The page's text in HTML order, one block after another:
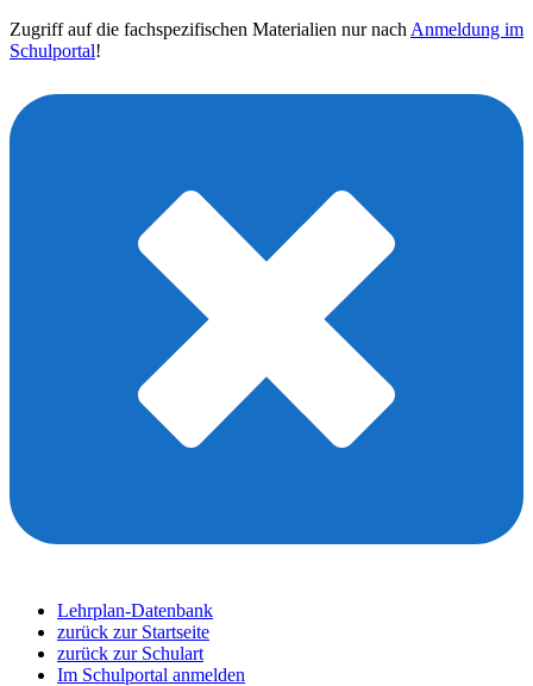
Zugriff auf die fachspezifischen Materialien nur nach Anmeldung im
Schulportal!
Lehrplan-Datenbank
zurück zur Startseite
zurück zur Schulart
Im Schulportal anmelden